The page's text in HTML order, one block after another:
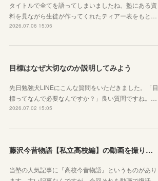
タイトルで全てを語ってしまいましたね。塾にある資
料を見ながら生徒が作ってくれたティアー表をもと…
2026.07.06 15:05
目標はなぜ大切なのか説明してみよう
先日勉強犬LINEにこんな質問をいただきました。「目
標ってなんで必要なんですか？」良い質問ですね。…
2026.07.02 15:05
藤沢今昔物語【私立高校編】の動画を撮りました！
当塾の人気記事に『高校今昔物語』というものがあり